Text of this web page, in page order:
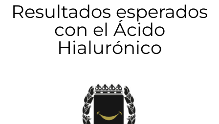
Resultados esperados
con el Ácido
Hialurónico